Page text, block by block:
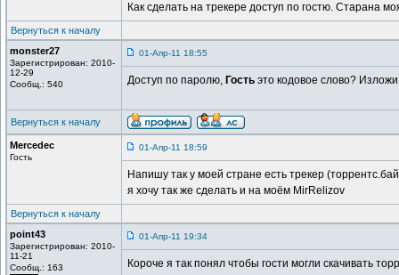
Как сделать на трекере доступ по гостю. Старана
Вернуться к началу
monster27
Зарегистрирован: 2010-
12-29
Сообщ.: 540
01-Апр-11 18:55
Доступ по паролю, Гость это кодовое слово?
Вернуться к началу
Mercedec
Гость
01-Апр-11 18:59
Напишу так у моей стране есть трекер
я хочу так же сделать и на моём MirRelizov
Вернуться к началу
point43
Зарегистрирован: 2010-
11-21
Сообщ.: 163
01-Апр-11 19:34
Короче я так понял чтобы гости могли скачивать